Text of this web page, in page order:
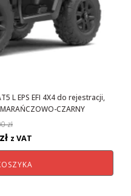
L EPS EFI 4X4 do rejestracji,
CZARNY
zł
złAktualna
cena
wynosi:
z VAT